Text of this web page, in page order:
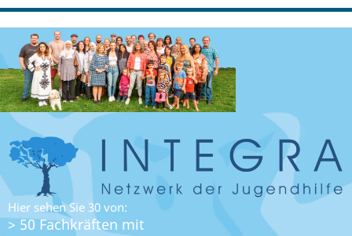
Hier sehen Sie 30 von:
> 50 Fachkräften mit